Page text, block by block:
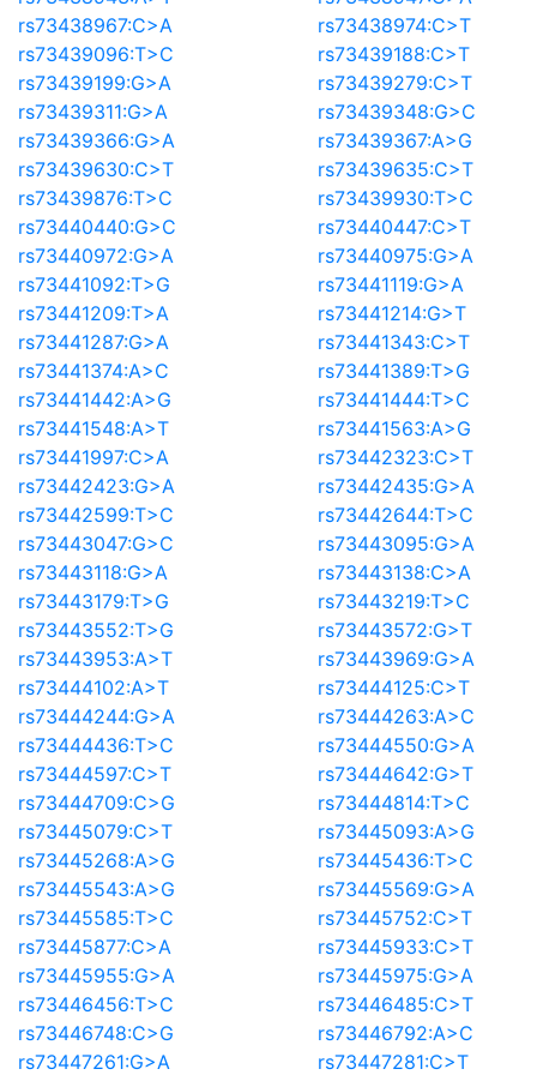
rs73438967:C>A
rs73438974:C>T
rs73439096:T>C
rs73439188:C>T
rs73439199:G>A
rs73439279:C>T
rs73439311:G>A
rs73439348:G>C
rs73439366:G>A
rs73439367:A>G
rs73439630:C>T
rs73439635:C>T
rs73439876:T>C
rs73439930:T>C
rs73440440:G>C
rs73440447:C>T
rs73440972:G>A
rs73440975:G>A
rs73441092:T>G
rs73441119:G>A
rs73441209:T>A
rs73441214:G>T
rs73441287:G>A
rs73441343:C>T
rs73441374:A>C
rs73441389:T>G
rs73441442:A>G
rs73441444:T>C
rs73441548:A>T
rs73441563:A>G
rs73441997:C>A
rs73442323:C>T
rs73442423:G>A
rs73442435:G>A
rs73442599:T>C
rs73442644:T>C
rs73443047:G>C
rs73443095:G>A
rs73443118:G>A
rs73443138:C>A
rs73443179:T>G
rs73443219:T>C
rs73443552:T>G
rs73443572:G>T
rs73443953:A>T
rs73443969:G>A
rs73444102:A>T
rs73444125:C>T
rs73444244:G>A
rs73444263:A>C
rs73444436:T>C
rs73444550:G>A
rs73444597:C>T
rs73444642:G>T
rs73444709:C>G
rs73444814:T>C
rs73445079:C>T
rs73445093:A>G
rs73445268:A>G
rs73445436:T>C
rs73445543:A>G
rs73445569:G>A
rs73445585:T>C
rs73445752:C>T
rs73445877:C>A
rs73445933:C>T
rs73445955:G>A
rs73445975:G>A
rs73446456:T>C
rs73446485:C>T
rs73446748:C>G
rs73446792:A>C
rs73447261:G>A
rs73447281:C>T